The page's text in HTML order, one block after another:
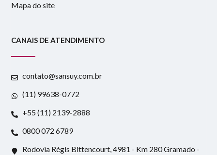
Mapa do site
CANAIS DE ATENDIMENTO
contato@sansuy.com.br
(11) 99638-0772
+55 (11) 2139-2888
0800 072 6789
Rodovia Régis Bittencourt, 4981 - Km 280 Gramado -